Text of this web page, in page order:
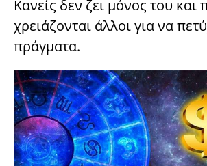
Κανείς δεν ζει μόνος του και
χρειάζονται άλλοι για να
πράγματα.